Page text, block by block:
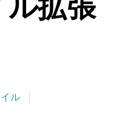
ル拡張
ル